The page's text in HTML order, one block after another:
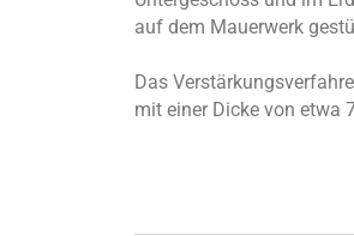
auf dem Mauerwerk
Das
mit einer Dicke von etwa